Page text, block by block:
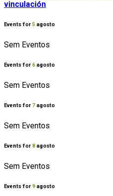
vinculación
Events for5 agosto
Sem Eventos
Events for 6 agosto
Sem Eventos
Events for 7 agosto
Sem Eventos
Events for 8 agosto
Sem Eventos
Events for 9 agosto